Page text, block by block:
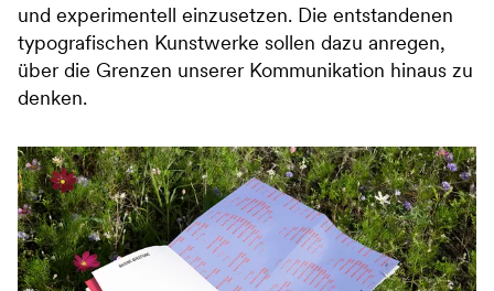
und experimentell einzusetzen. Die entstandenen
typografischen Kunstwerke sollen dazu anregen,
über die Grenzen unserer Kommunikation hinaus zu
denken.